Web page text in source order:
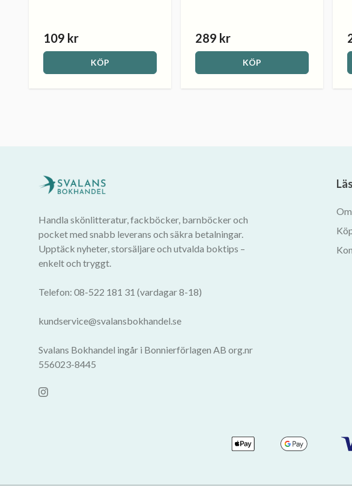
109 kr
KÖP
289 kr
KÖP
Handla skönlitteratur, fackböcker, barnböcker och
pocket med snabb leverans och säkra betalningar.
Upptäck nyheter, storsäljare och utvalda boktips –
enkelt och tryggt.
Telefon: 08-522 181 31 (vardagar 8-18)
kundservice@svalansbokhandel.se
Svalans Bokhandel ingår i Bonnierförlagen AB org.nr
556023-8445